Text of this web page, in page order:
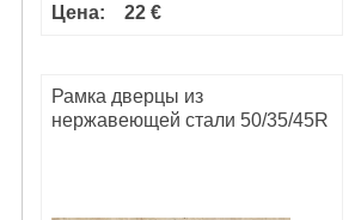
Цена: 22 €
Рамка дверцы из
нержавеющей стали 50/35/45R